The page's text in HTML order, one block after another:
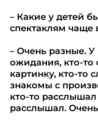
– Какие у детей
спектаклям чаще
– Очень разные. У
ожидания, кто-то
картинку, кто-то
знакомы с
кто-то расслышал
расслышал.